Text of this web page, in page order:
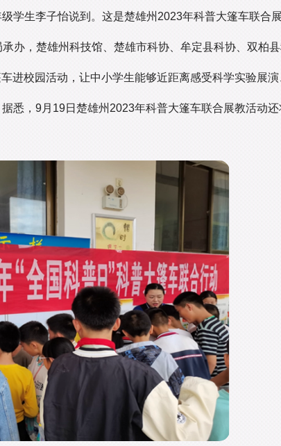
学生李子怡说到。这是楚雄州2023年科普大篷车联合
办，楚雄州科技馆、楚雄市科协、牟定县科协、双柏
进校园活动，让中小学生能够近距离感受科学实验展
悉，9月19日楚雄州2023年科普大篷车联合展教活动